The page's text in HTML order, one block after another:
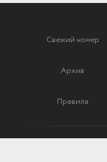
Свежий номер
Архив
Правила